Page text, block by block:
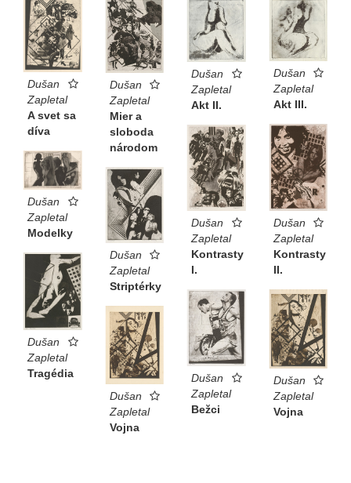
Dušan
Zapletal
A svet sa
díva
Dušan
Zapletal
Mier a
sloboda
národom
Dušan
Zapletal
Akt II.
Dušan
Zapletal
Akt III.
Dušan
Zapletal
Kontrasty
II.
Dušan
Zapletal
Kontrasty
I.
Dušan
Zapletal
Modelky
Dušan
Zapletal
Striptérky
Dušan
Zapletal
Tragédia
Dušan
Zapletal
Bežci
Dušan
Zapletal
Vojna
Dušan
Zapletal
Vojna